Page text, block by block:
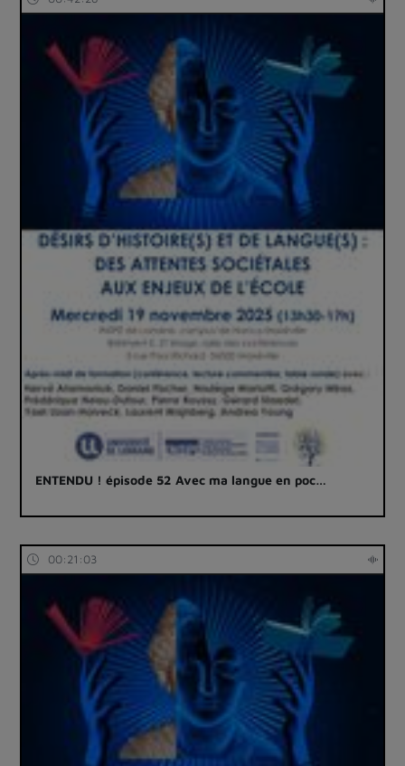
ENTENDU ! épisode 52 Avec ma langue en poc…
00:21:03